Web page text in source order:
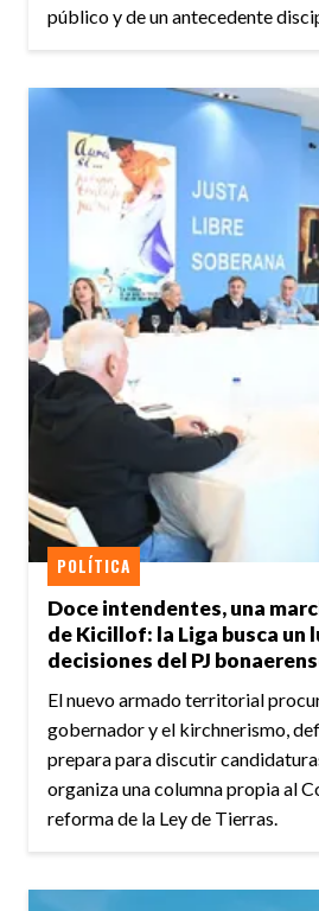
público y de un antecedente
Doce intendentes, una
de Kicillof: la Liga busca un
decisiones del PJ
POLÍTICA
El nuevo armado territorial
gobernador y el kirchnerismo,
prepara para discutir
organiza una columna propia al
reforma de la Ley de Tierras.